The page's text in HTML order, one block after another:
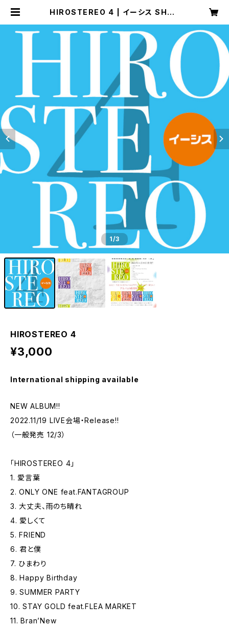
HIROSTEREO 4 | イーシス SHOP
1/3
HIROSTEREO 4
¥3,000
International shipping available
NEW ALBUM!!
2022.11/19 LIVE会場・Release!!
（一般発売 12/3）
「HIROSTEREO 4」
1. 愛言葉
2. ONLY ONE feat.FANTAGROUP
3. 大丈夫、雨のち晴れ
4. 愛しくて
5. FRIEND
6. 君と僕
7. ひまわり
8. Happy Birthday
9. SUMMER PARTY
10. STAY GOLD feat.FLEA MARKET
11. Bran’New